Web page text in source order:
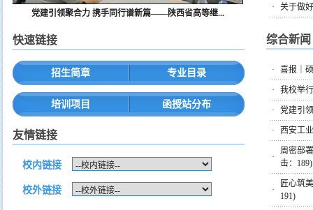
党建引领聚合力 携手同行谱新篇——陕西省高等继...
快速链接
招生简章 专业目录
培训项目 函授站分布
友情链接
校内链接
校外链接
· 关于做
综合新闻
· 喜报｜
· 我校举
· 党建引
· 西安工
·
周密部
击： 189)
·
匠心筑
191)